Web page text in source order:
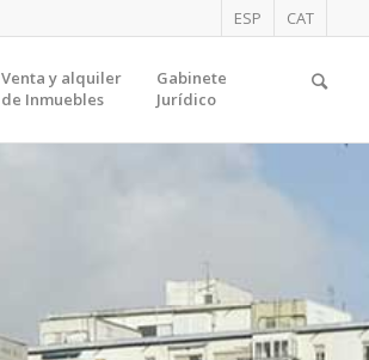
ESP CAT
Venta y alquiler
de Inmuebles
Gabinete
Jurídico